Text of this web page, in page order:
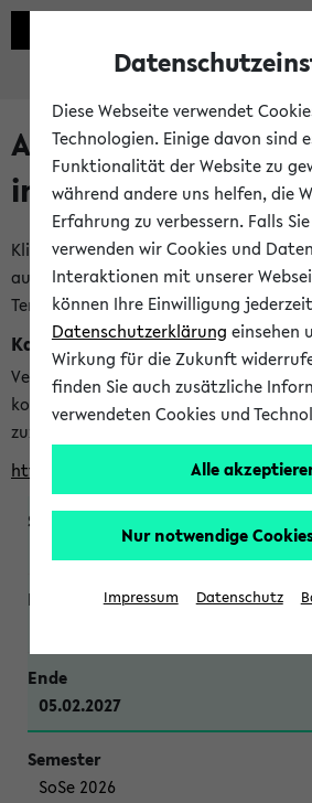
Alle veröffentlichten
im eKVV
Klicken Sie auf das Semester, welches
auswählen möchten. Bitte beachten
Termine imKalender der Lehrplanung
Kalenderintegration
Verwenden Sie die folgende Adresse,
kompatiblen Kalenderanwendung auf
zuzugreifen (nähere Informationen
https://ekvv.uni-bielefeld.de/ws/
WiSe 2026/2027
05.02.2027
SoSe 2026
Diese Webseite verwendet
Technologien. Einige davon sind
Funktionalität der Website zu
während andere uns helfen, die
Erfahrung zu verbessern. Falls
verwenden wir Cookies und
Interaktionen mit unserer
können Ihre Einwilligung
Datenschutzerklärung einsehen
Wirkung für die Zukunft
finden Sie auch zusätzliche
verwendeten Cookies und
Alle
Nur notwendige
Impressum Datenschutz